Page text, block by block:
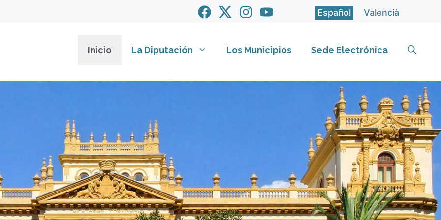
Español Valencià
Inicio La Diputación Los Municipios Sede Electrónica